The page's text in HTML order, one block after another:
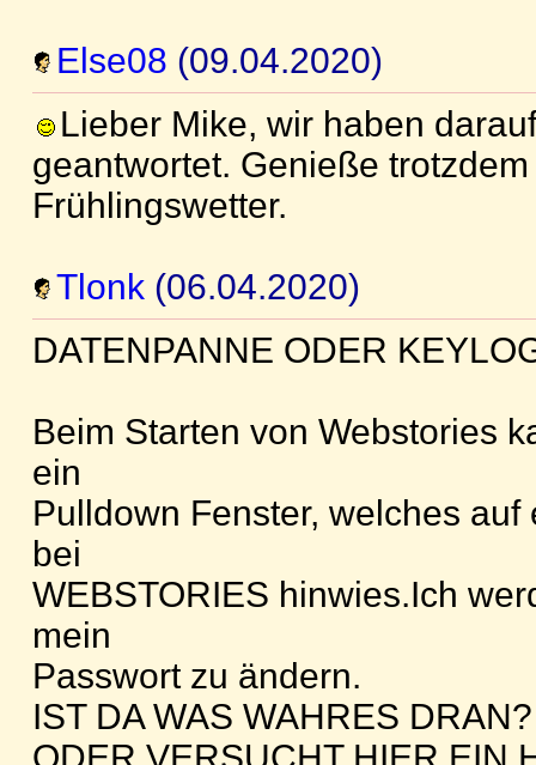
Else08 (09.04.2020)
Lieber Mike, wir haben
geantwortet. Genieße
Frühlingswetter.
Tlonk (06.04.2020)
DATENPANNE ODER
Beim Starten von Webstories
ein
Pulldown Fenster, welches
bei
WEBSTORIES hinwies.Ich
mein
Passwort zu ändern.
IST DA WAS WAHRES DRAN?